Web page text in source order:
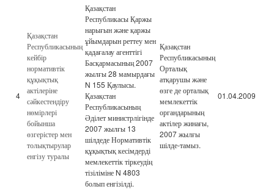
4
Қазақстан
Республикасының
кейбір
нормативтік
құқықтық
актілеріне
сәйкестендіру
нөмірлері
бойынша
өзгерістер мен
толықтырулар
енгізу туралы
Қазақстан
Республикасы Қаржы
нарығын және қаржы
ұйымдарын реттеу мен
қадағалау агенттігі
Басқармасының 2007
жылғы 28 мамырдағы
N 155 Қаулысы.
Қазақстан
Республикасының
Әділет министрлігінде
2007 жылғы 13
шілдеде Нормативтік
құқықтық кесімдерді
мемлекеттік тіркеудің
тізіліміне N 4803
болып енгізілді.
Қазақстан
Республикасының
Орталық
атқарушы және
өзге де орталық
мемлекеттік
органдарының
актілер жинағы,
2007 жылғы
шілде-тамыз.
01.04.2009